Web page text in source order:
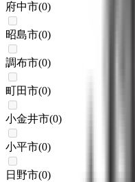
府中市(0)
昭島市(0)
調布市(0)
町田市(0)
小金井市(0)
小平市(0)
日野市(0)